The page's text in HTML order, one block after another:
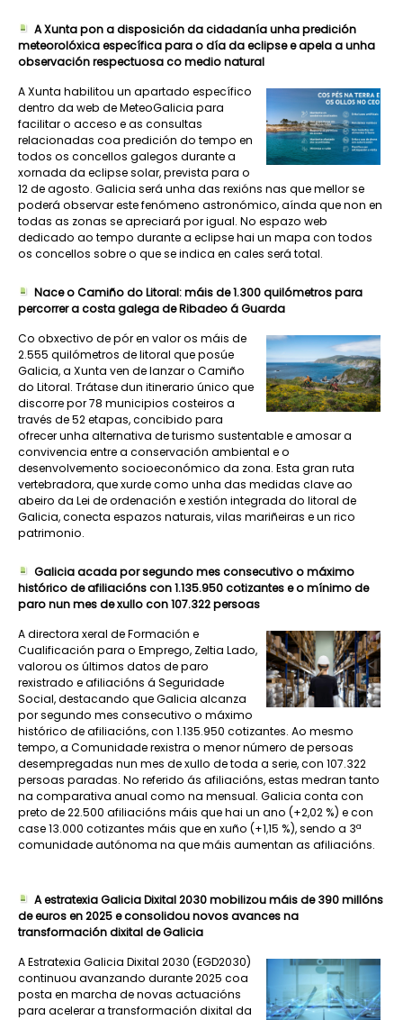
A Xunta pon a disposición da cidadanía unha predición
meteorolóxica específica para o día da eclipse e apela a unha
observación respectuosa co medio natural
A Xunta habilitou un apartado específico
dentro da web de MeteoGalicia para
facilitar o acceso e as consultas
relacionadas coa predición do tempo en
todos os concellos galegos durante a
xornada da eclipse solar, prevista para o
12 de agosto. Galicia será unha das rexións nas que mellor se
poderá observar este fenómeno astronómico, aínda que non en
todas as zonas se apreciará por igual. No espazo web
dedicado ao tempo durante a eclipse hai un mapa con todos
os concellos sobre o que se indica en cales será total.
Nace o Camiño do Litoral: máis de 1.300 quilómetros para
percorrer a costa galega de Ribadeo á Guarda
Co obxectivo de pór en valor os máis de
2.555 quilómetros de litoral que posúe
Galicia, a Xunta ven de lanzar o Camiño
do Litoral. Trátase dun itinerario único que
discorre por 78 municipios costeiros a
través de 52 etapas, concibido para
ofrecer unha alternativa de turismo sustentable e amosar a
convivencia entre a conservación ambiental e o
desenvolvemento socioeconómico da zona. Esta gran ruta
vertebradora, que xurde como unha das medidas clave ao
abeiro da Lei de ordenación e xestión integrada do litoral de
Galicia, conecta espazos naturais, vilas mariñeiras e un rico
patrimonio.
Galicia acada por segundo mes consecutivo o máximo
histórico de afiliacións con 1.135.950 cotizantes e o mínimo de
paro nun mes de xullo con 107.322 persoas
A directora xeral de Formación e
Cualificación para o Emprego, Zeltia Lado,
valorou os últimos datos de paro
rexistrado e afiliacións á Seguridade
Social, destacando que Galicia alcanza
por segundo mes consecutivo o máximo
histórico de afiliacións, con 1.135.950 cotizantes. Ao mesmo
tempo, a Comunidade rexistra o menor número de persoas
desempregadas nun mes de xullo de toda a serie, con 107.322
persoas paradas. No referido ás afiliacións, estas medran tanto
na comparativa anual como na mensual. Galicia conta con
preto de 22.500 afiliacións máis que hai un ano (+2,02 %) e con
case 13.000 cotizantes máis que en xuño (+1,15 %), sendo a 3ª
comunidade autónoma na que máis aumentan as afiliacións.
A estratexia Galicia Dixital 2030 mobilizou máis de 390 millóns
de euros en 2025 e consolidou novos avances na
transformación dixital de Galicia
A Estratexia Galicia Dixital 2030 (EGD2030)
continuou avanzando durante 2025 coa
posta en marcha de novas actuacións
para acelerar a transformación dixital da